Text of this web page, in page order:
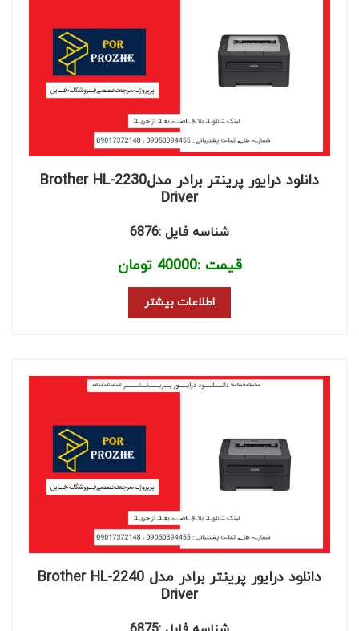
دانلود درایور پرینتر برادر مدلBrother HL-2230
Driver
شناسه فایل :6876
قیمت :40000 تومان
اطلاعات بیشتر
دانلود درایور پرینتر برادر مدل Brother HL-2240
Driver